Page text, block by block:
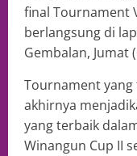
final Tournament
berlangsung di
Gembalan, Jumat
Tournament
akhirnya
yang terbaik
Winangun Cup II